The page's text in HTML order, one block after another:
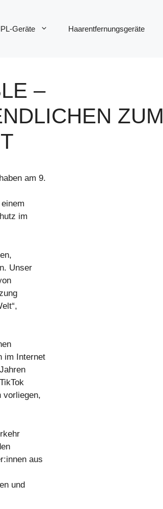
Geräte Haarentfernungsgeräte
–
ZUM
am 9.
im
Unser
im Internet
vorliegen,
aus
und